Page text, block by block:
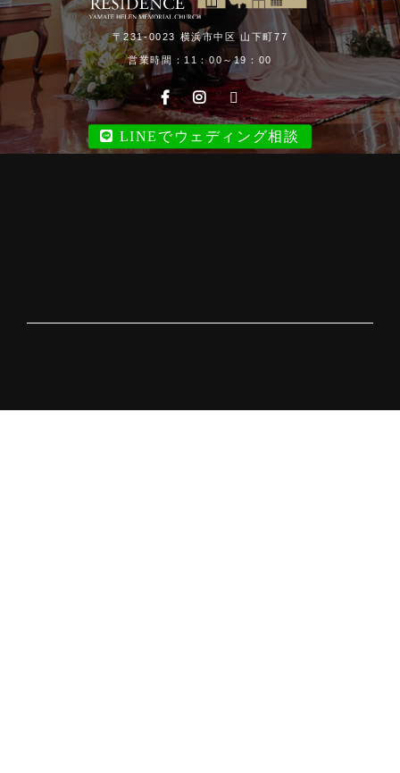
〒231-0023 横浜市中区 山下町77
営業時間：11：00～19：00
LINEでウェディング相談